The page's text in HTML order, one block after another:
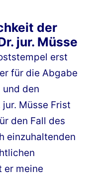
der
jur. Müsse
erst
für die Abgabe
den
Müsse Frist
den Fall des
einzuhaltenden
er meine